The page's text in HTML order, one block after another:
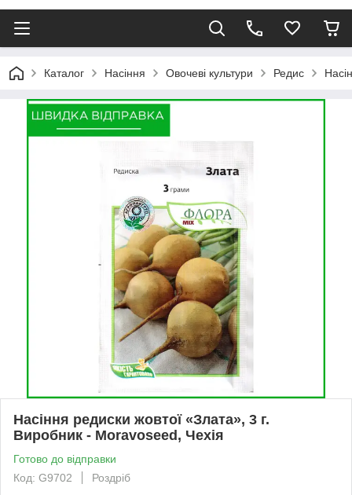
Каталог Насіння Овочеві культури Редис
Насіння редиски жовтої «Злата», 3 г.
Виробник - Moravoseed, Чехія
Готово до відправки
Код: G9702
Роздріб